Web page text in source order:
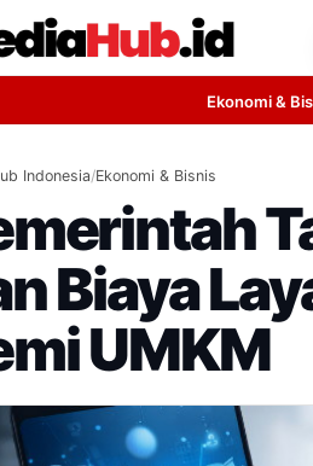
Ekonomi &
Indonesia/Ekonomi & Bisnis
Biaya
UMKM